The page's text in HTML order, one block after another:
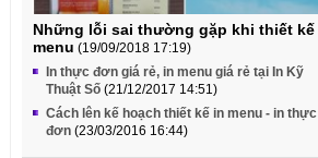
Những lỗi sai thường gặp khi thiết kế
menu (19/09/2018 17:19)
In thực đơn giá rẻ, in menu giá rẻ tại In Kỹ
Thuật Số (21/12/2017 14:51)
Cách lên kế hoạch thiết kế in menu - in thực
đơn (23/03/2016 16:44)